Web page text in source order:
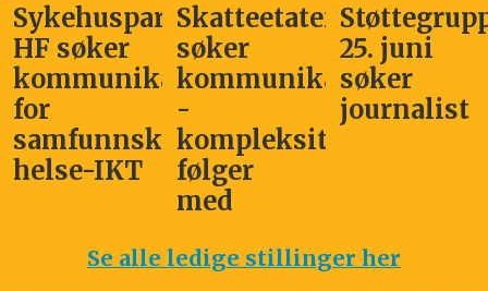
Sykehuspartner
HF søker
kommunikasjonssjef
for
samfunnskritisk
helse-IKT
Skatteetaten
søker
kommunikasjonsleder
-
kompleksitet
følger
med
25. juni
søker
journalist
Se alle ledige stillinger her